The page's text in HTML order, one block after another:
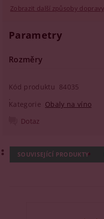
Zobrazit další způsoby dopravy
Parametry
Rozměry
Kód produktu 84035
Kategorie Obaly na víno
Dotaz
SOUVISEJÍCÍ PRODUKTY